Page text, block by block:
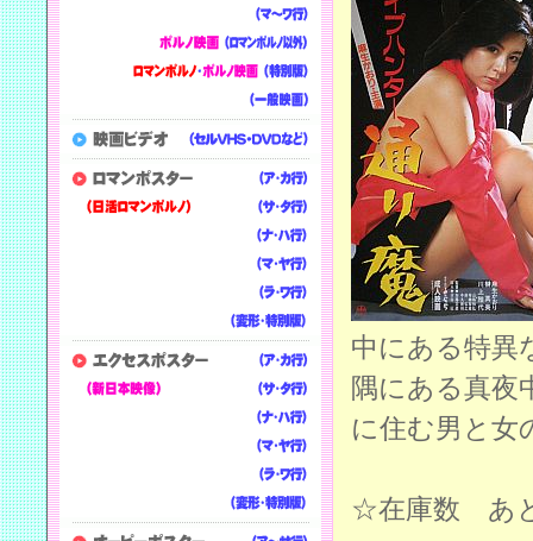
中にある特異
隅にある真夜
に住む男と女
☆在庫数 あ